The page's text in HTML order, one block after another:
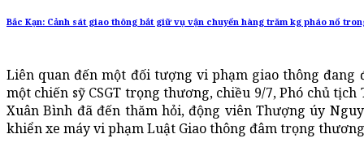
Bắc Kạn: Cảnh sát giao thông bắt giữ vụ vận chuyển hàng trăm kg pháo nổ
Liên quan đến một đối tượng vi phạm giao thông
một chiến sỹ CSGT trọng thương, chiều 9/7, Phó chủ
Xuân Bình đã đến thăm hỏi, động viên Thượng úy
khiển xe máy vi phạm Luật Giao thông đâm trọng